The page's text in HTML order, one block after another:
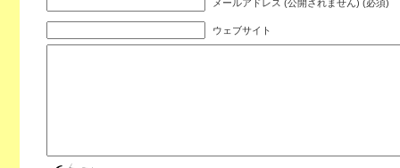
メールアドレス (公開されません) (必須)
ウェブサイト